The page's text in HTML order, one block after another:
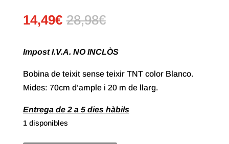
14,49€ 28,98€
Impost I.V.A. NO INCLÒS
Bobina de teixit sense teixir TNT color Blanco.
Mides: 70cm d’ample i 20 m de llarg.
Entrega de 2 a 5 dies hàbils
1 disponibles